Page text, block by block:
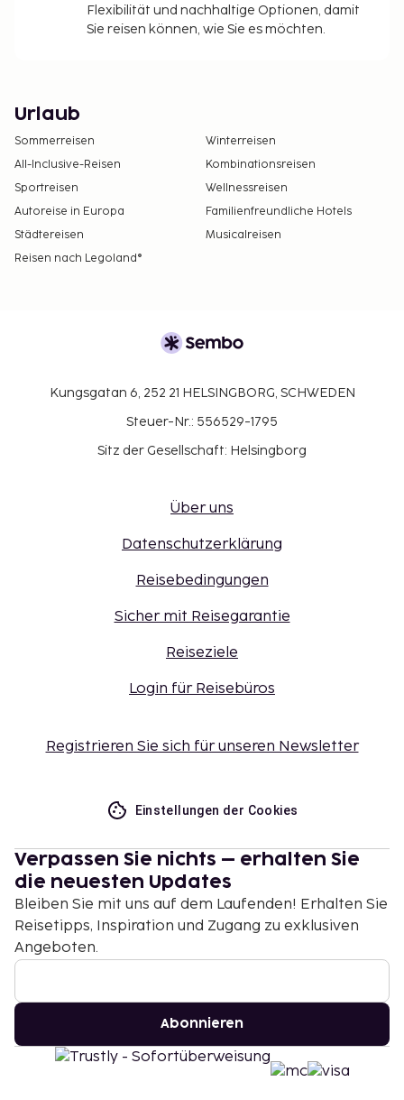
Flexibilität und nachhaltige Optionen, damit
Sie reisen können, wie Sie es möchten.
Urlaub
Sommerreisen
Winterreisen
All-Inclusive-Reisen
Kombinationsreisen
Sportreisen
Wellnessreisen
Autoreise in Europa
Familienfreundliche Hotels
Städtereisen
Musicalreisen
Reisen nach Legoland®
Kungsgatan 6, 252 21 HELSINGBORG, SCHWEDEN
Steuer-Nr.: 556529-1795
Sitz der Gesellschaft: Helsingborg
Über uns
Datenschutzerklärung
Reisebedingungen
Sicher mit Reisegarantie
Reiseziele
Login für Reisebüros
Registrieren Sie sich für unseren Newsletter
Einstellungen der Cookies
Verpassen Sie nichts – erhalten Sie
die neuesten Updates
Bleiben Sie mit uns auf dem Laufenden! Erhalten Sie
Reisetipps, Inspiration und Zugang zu exklusiven
Angeboten.
Abonnieren